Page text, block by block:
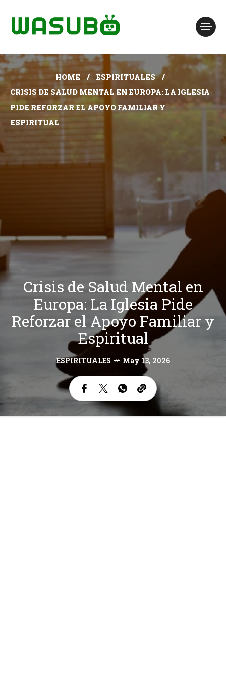
HOME
ESPIRITUALES
CRISIS DE SALUD MENTAL EN EUROPA: LA IGLESIA
PIDE REFORZAR EL APOYO FAMILIAR Y
ESPIRITUAL
Crisis de Salud Mental en
Europa: La Iglesia Pide
Reforzar el Apoyo Familiar y
Espiritual
ESPIRITUALES May 13, 2026